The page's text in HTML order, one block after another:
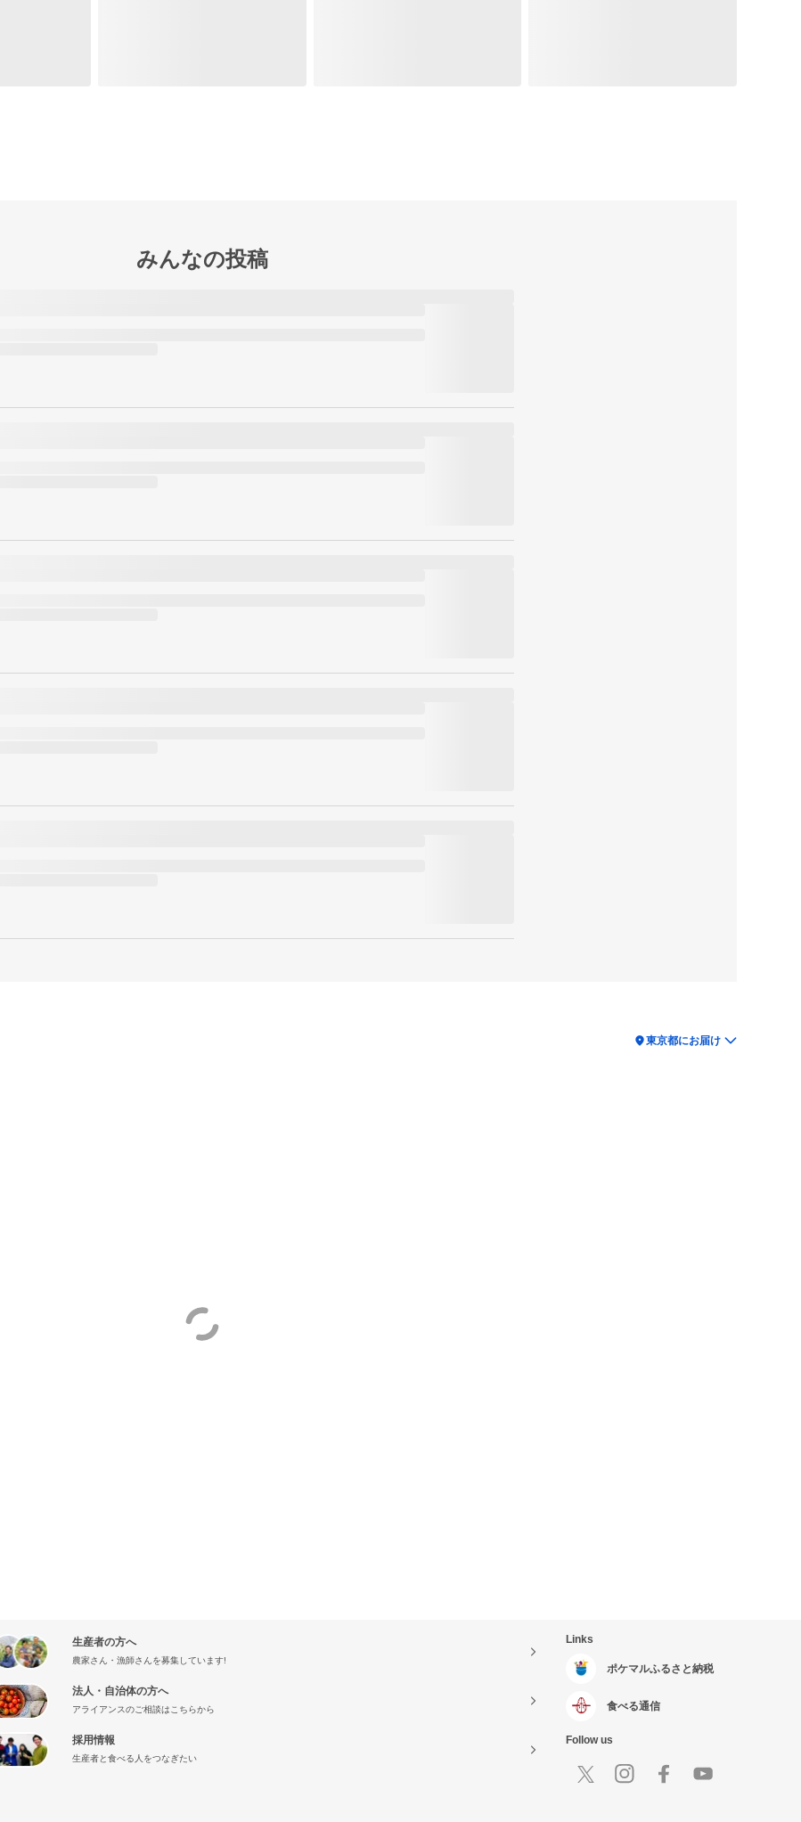
みんなの投稿
location_on東京都にお届け
生産者の方へ
農家さん・漁師さんを募集しています!
法人・自治体の方へ
アライアンスのご相談はこちらから
採用情報
生産者と食べる人をつなぎたい
Links
ポケマルふるさと納税
食べる通信
Follow us